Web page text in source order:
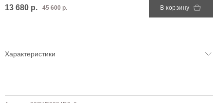
13 680 р. 45 600 р. В корзину
Характеристики